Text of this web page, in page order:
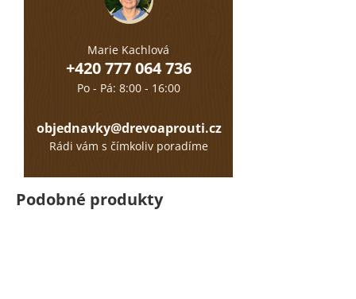
Marie Kachlová
+420 777 064 736
Po - Pá: 8:00 - 16:00
objednavky@drevoaprouti.cz
Rádi vám s čímkoliv poradíme
Podobné produkty